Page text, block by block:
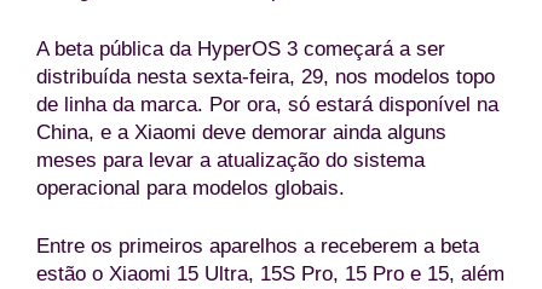
A beta pública da HyperOS 3 começará a ser
distribuída nesta sexta-feira, 29, nos modelos topo
de linha da marca. Por ora, só estará disponível na
China, e a Xiaomi deve demorar ainda alguns
meses para levar a atualização do sistema
operacional para modelos globais.
Entre os primeiros aparelhos a receberem a beta
estão o Xiaomi 15 Ultra, 15S Pro, 15 Pro e 15, além